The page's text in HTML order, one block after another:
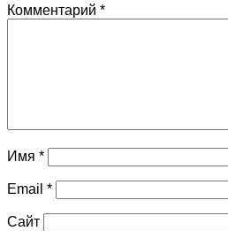
Комментарий *
Имя *
Email *
Сайт